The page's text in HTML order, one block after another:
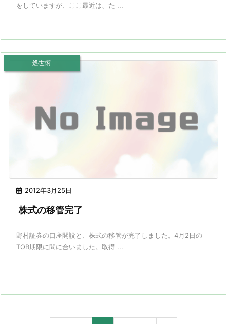
をしていますが、ここ最近は、た ...
2012年3月25日
処世術
株式の移管完了
野村証券の口座開設と、株式の移管が完了しました。4月2日の
TOB期限に間に合いました。取得 ...